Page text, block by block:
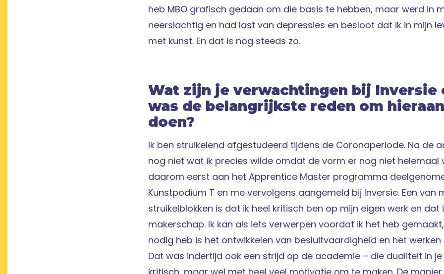
heb MBO grafisch gedaan om die basis te hebben, maar werd in
neerslachtig en had last van depressies en besloot dat ik in mijn
met kunst. En dat is nog steeds zo.
Wat zijn je verwachtingen bij Inversie
was de belangrijkste reden om
doen?
Ik ben struikelend afgestudeerd tijdens de Coronaperiode. Na de
nog niet wat ik precies wilde omdat de vorm er nog niet helemaal
daarom eerst aan het Apprentice Master programma
Kunstpodium T en me vervolgens aangemeld bij Inversie. Een van
struikelblokken is dat ik heel kritisch ben op mijn eigen werk en dat
makerschap. Ik kan als iets verwerpen voordat ik het heb
nodig heb is het ontwikkelen van besluitvaardigheid en het
Dat was indertijd ook een strijd op de academie – die dualiteit in